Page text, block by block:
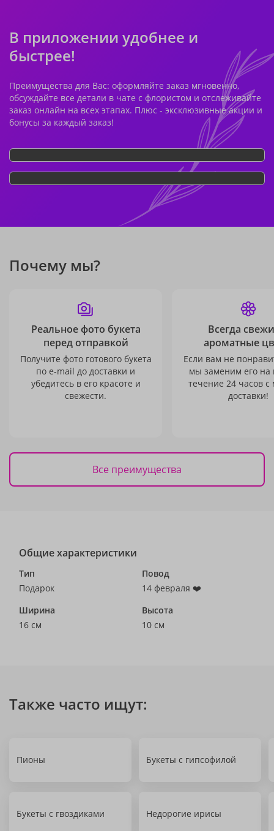
В приложении удобнее и
быстрее!
Преимущества для Вас: оформляйте заказ мгновенно,
обсуждайте все детали в чате с флористом и отслеживайте
заказ онлайн на всех этапах. Плюс - эксклюзивные акции и
бонусы за каждый заказ!
Почему мы?
Реальное фото букета
перед отправкой
Получите фото готового букета
по e-mail до доставки и
убедитесь в его красоте и
свежести.
Всегда
ароматные
Если вам не
мы заменим его на
течение 24 часов с
доставки!
Все преимущества
Общие характеристики
Тип
Подарок
Повод
14 февраля ❤️
Ширина
16 см
Высота
10 см
Также часто ищут:
Пионы Букеты с гипсофилой
Букеты с гвоздиками Недорогие ирисы